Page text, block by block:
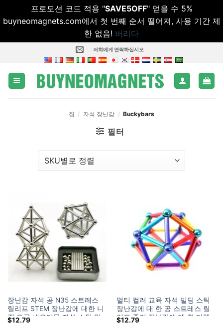
프로모션 코드 적용 "SAVE5OFF" 얻을 수 5%
buyneomagnets.com에서 첫 번째 순서 떨어져, 사용 기간 제
한 없음! 버리다
저희에게 연락하십시오
집 / 자석 장난감 / Buckybars
필터
장난감 자석 공 N35 스트레스
릴리프 STEM 장난감에 대한 니
켈 도금 네오디뮴 자석 스틱 및
공
$12.79
멀티 컬러 교육 자석 빌딩 스틱
장난감에 대 한 공 스트레스 릴
리프 줄기 장난감에 대 한 다채
로운 자기 공
$12.79